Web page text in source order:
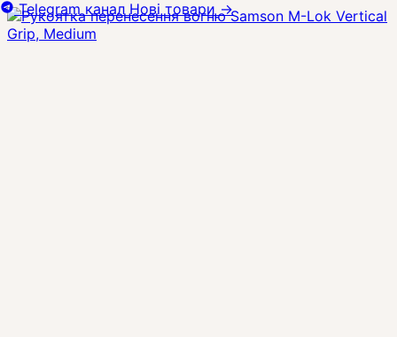
Telegram канал Нові товари →